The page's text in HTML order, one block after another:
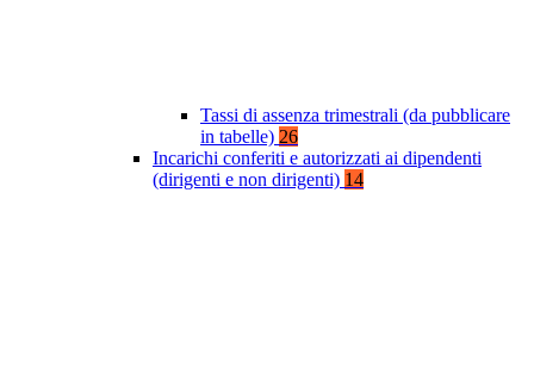
Tassi di assenza trimestrali (da pubblicare
in tabelle) 26
Incarichi conferiti e autorizzati ai dipendenti
(dirigenti e non dirigenti) 14